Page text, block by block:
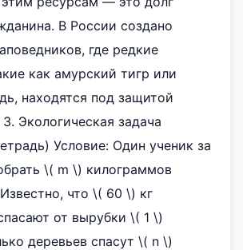
В России создано
где редкие
как амурский тигр или
находятся под защитой
3. Экологическая задача
Условие: Один ученик за
\( m \) килограммов
что \( 60 \) кг
от вырубки \( 1 \)
деревьев спасут \( n \)